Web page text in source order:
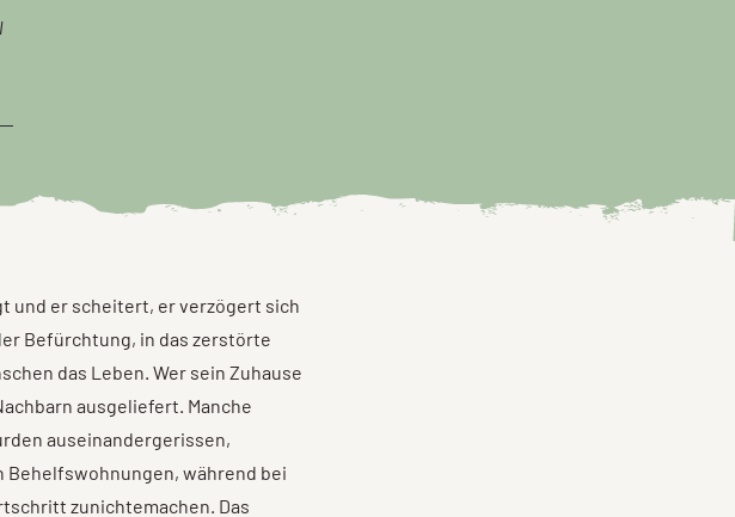
und er scheitert, er verzögert sich
Befürchtung, in das zerstörte
das Leben. Wer sein Zuhause
ausgeliefert. Manche
auseinandergerissen,
während bei
zunichtemachen. Das